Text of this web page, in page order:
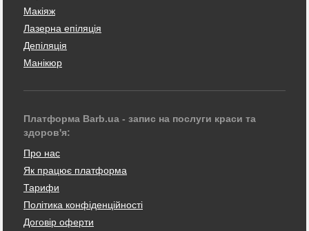
Макіяж
Лазерна епіляція
Депіляція
Манікюр
Платформа Barb.ua - запис на послуги краси та
здоров'я:
Про нас
Як працює платформа
Тарифи
Політика конфіденційності
Договір оферти